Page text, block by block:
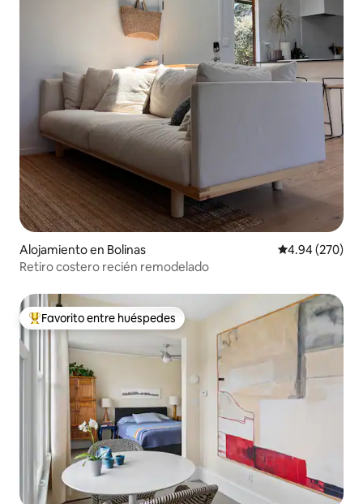
Alojamiento en Bolinas Calificación
4.94 (270)
Retiro costero recién remodelado
Favorito entre huéspedes preferido
Favorito entre huéspedes